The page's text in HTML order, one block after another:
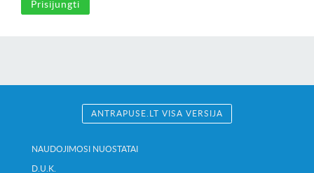
Prisijungti
ANTRAPUSE.LT VISA VERSIJA
NAUDOJIMOSI NUOSTATAI
D.U.K.